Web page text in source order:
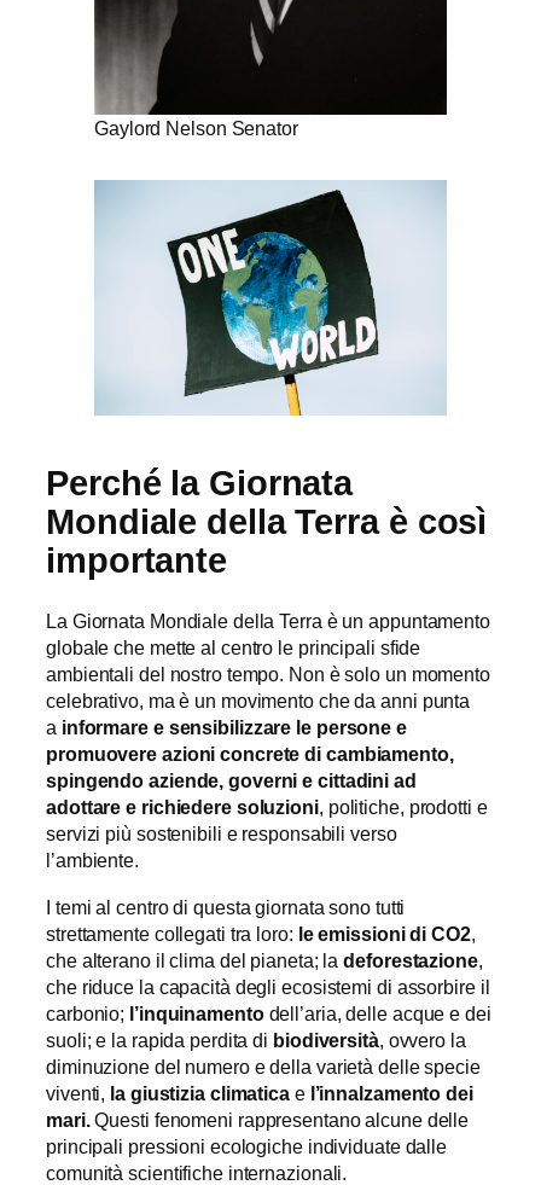
Gaylord Nelson Senator
Perché la Giornata
Mondiale della Terra è così
importante
La Giornata Mondiale della Terra è un appuntamento
globale che mette al centro le principali sfide
ambientali del nostro tempo. Non è solo un momento
celebrativo, ma è un movimento che da anni punta
a informare e sensibilizzare le persone e
promuovere azioni concrete di cambiamento,
spingendo aziende, governi e cittadini ad
adottare e richiedere soluzioni, politiche, prodotti e
servizi più sostenibili e responsabili verso
l’ambiente.
I temi al centro di questa giornata sono tutti
strettamente collegati tra loro: le emissioni di CO2
che alterano il clima del pianeta; ladeforestazione,
che riduce la capacità degli ecosistemi di assorbire il
carbonio; l’inquinamentodell’aria, delle acque e dei
suoli; e la rapida perdita di biodiversità , ovvero la
diminuzione del numero e della varietà delle specie
viventi, la giustizia climatica el’innalzamento dei
mari. Questi fenomeni rappresentano alcune delle
principali pressioni ecologiche individuate dalle
comunità scientifiche internazionali.